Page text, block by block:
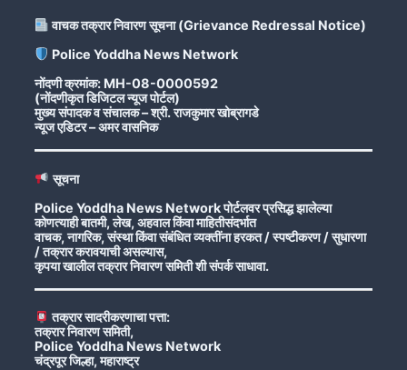
वाचक तक्रार निवारण सूचना (Grievance Redressal Notice)
Police Yoddha News Network
नोंदणी क्रमांक: MH-08-0000592
(नोंदणीकृत डिजिटल न्यूज पोर्टल)
मुख्य संपादक व संचालक – श्री. राजकुमार खोब्रागडे
न्यूज एडिटर – अमर वासनिक
सूचना
Police Yoddha News Network पोर्टलवर प्रसिद्ध झालेल्या
कोणत्याही बातमी, लेख, अहवाल किंवा माहितीसंदर्भात
वाचक, नागरिक, संस्था किंवा संबंधित व्यक्तींना हरकत / स्पष्टीकरण / सुधारणा
/ तक्रार करावयाची असल्यास,
कृपया खालील तक्रार निवारण समिती शी संपर्क साधावा.
तक्रार सादरीकरणाचा पत्ता:
तक्रार निवारण समिती,
Police Yoddha News Network
चंद्रपूर जिल्हा, महाराष्ट्र